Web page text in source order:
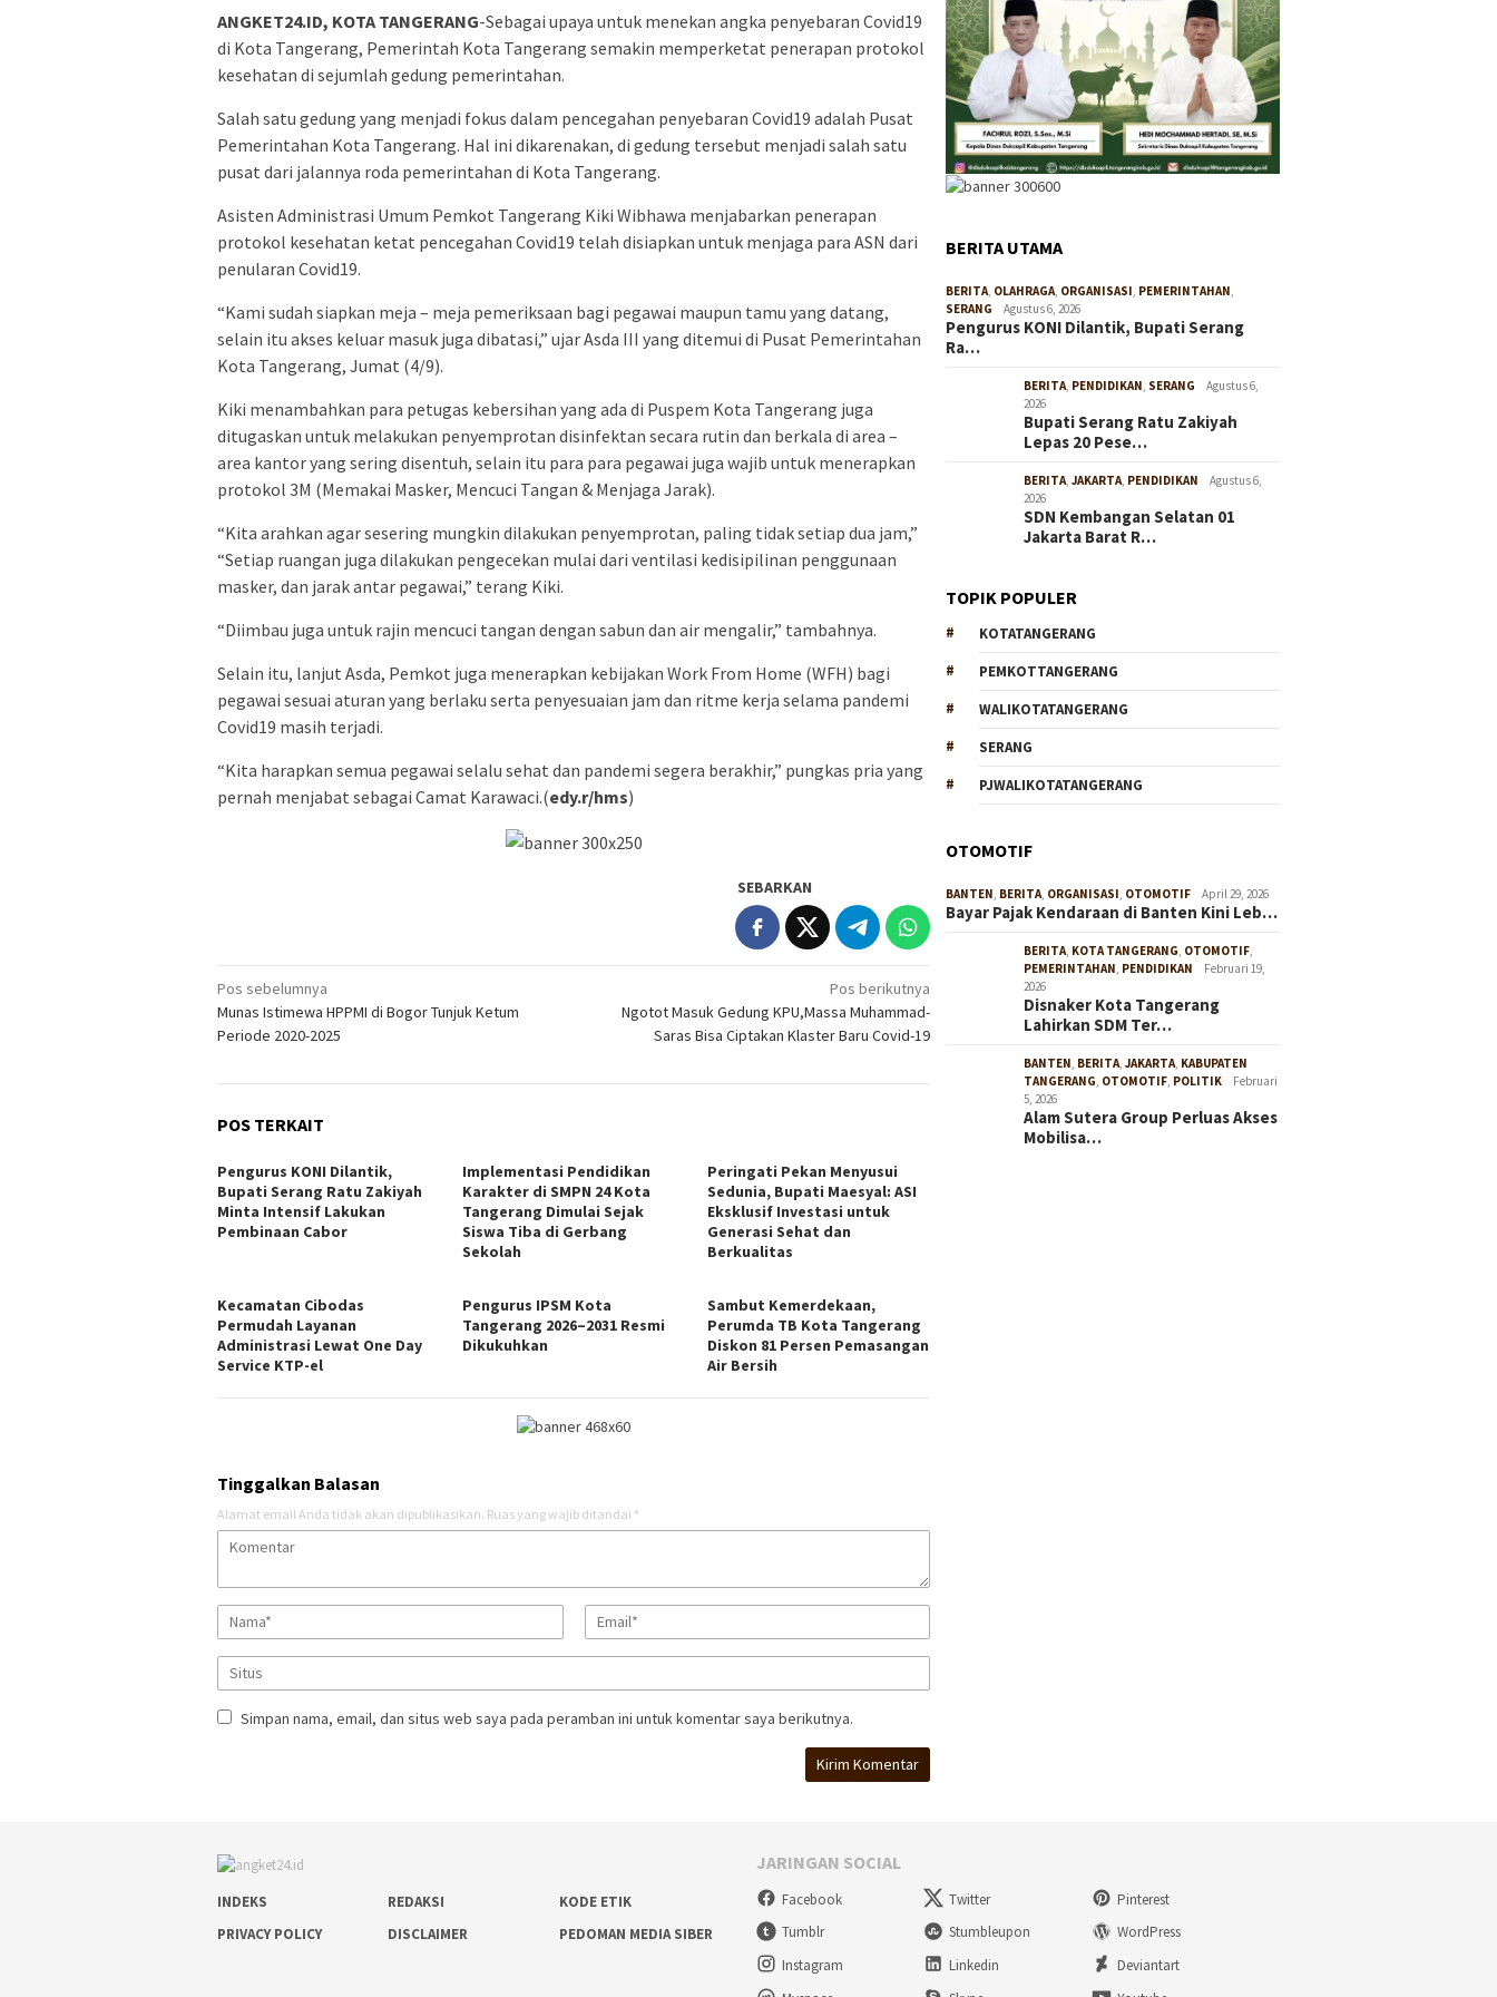
ANGKET24.ID, KOTA TANGERANG-Sebagai upaya untuk menekan angka penyebaran Covid19
di Kota Tangerang, Pemerintah Kota Tangerang semakin memperketat penerapan protokol
kesehatan di sejumlah gedung pemerintahan.
Salah satu gedung yang menjadi fokus dalam pencegahan penyebaran Covid19 adalah Pusat
Pemerintahan Kota Tangerang. Hal ini dikarenakan, di gedung tersebut menjadi salah satu
pusat dari jalannya roda pemerintahan di Kota Tangerang.
Asisten Administrasi Umum Pemkot Tangerang Kiki Wibhawa menjabarkan penerapan
protokol kesehatan ketat pencegahan Covid19 telah disiapkan untuk menjaga para ASN dari
penularan Covid19.
“Kami sudah siapkan meja – meja pemeriksaan bagi pegawai maupun tamu yang datang,
selain itu akses keluar masuk juga dibatasi,” ujar Asda III yang ditemui di Pusat Pemerintahan
Kota Tangerang, Jumat (4/9).
Kiki menambahkan para petugas kebersihan yang ada di Puspem Kota Tangerang juga
ditugaskan untuk melakukan penyemprotan disinfektan secara rutin dan berkala di area –
area kantor yang sering disentuh, selain itu para para pegawai juga wajib untuk menerapkan
protokol 3M (Memakai Masker, Mencuci Tangan & Menjaga Jarak).
“Kita arahkan agar sesering mungkin dilakukan penyemprotan, paling tidak setiap dua jam,”
“Setiap ruangan juga dilakukan pengecekan mulai dari ventilasi kedisipilinan penggunaan
masker, dan jarak antar pegawai,” terang Kiki.
“Diimbau juga untuk rajin mencuci tangan dengan sabun dan air mengalir,” tambahnya.
Selain itu, lanjut Asda, Pemkot juga menerapkan kebijakan Work From Home (WFH) bagi
pegawai sesuai aturan yang berlaku serta penyesuaian jam dan ritme kerja selama pandemi
Covid19 masih terjadi.
“Kita harapkan semua pegawai selalu sehat dan pandemi segera berakhir,” pungkas pria yang
pernah menjabat sebagai Camat Karawaci.(edy.r/hms)
SEBARKAN
Navigasi
pos
Pos sebelumnya
Munas Istimewa HPPMI di Bogor Tunjuk Ketum
Periode 2020-2025
Pos berikutnya
Ngotot Masuk Gedung KPU,Massa Muhammad-
Saras Bisa Ciptakan Klaster Baru Covid-19
POS TERKAIT
Pengurus KONI Dilantik,
Bupati Serang Ratu Zakiyah
Minta Intensif Lakukan
Pembinaan Cabor
Implementasi Pendidikan
Karakter di SMPN 24 Kota
Tangerang Dimulai Sejak
Siswa Tiba di Gerbang
Sekolah
Peringati Pekan Menyusui
Sedunia, Bupati Maesyal: ASI
Eksklusif Investasi untuk
Generasi Sehat dan
Berkualitas
Kecamatan Cibodas
Permudah Layanan
Administrasi Lewat One Day
Service KTP-el
Pengurus IPSM Kota
Tangerang 2026–2031 Resmi
Dikukuhkan
Sambut Kemerdekaan,
Perumda TB Kota Tangerang
Diskon 81 Persen Pemasangan
Air Bersih
Tinggalkan Balasan
Alamat email Anda tidak akan dipublikasikan. Ruas yang wajib ditandai *
Simpan nama, email, dan situs web saya pada peramban ini untuk komentar saya berikutnya.
BERITA UTAMA
BERITA, OLAHRAGA, ORGANISASI, PEMERINTAHAN,
SERANG
Agustus 6, 2026
Pengurus KONI Dilantik, Bupati Serang
Ra…
BERITA, PENDIDIKAN, SERANG
Agustus 6,
2026
Bupati Serang Ratu Zakiyah
Lepas 20 Pese…
BERITA,JAKARTA, PENDIDIKAN
Agustus 6,
2026
SDN Kembangan Selatan 01
Jakarta Barat R…
TOPIK POPULER
KOTATANGERANG
PEMKOTTANGERANG
WALIKOTATANGERANG
SERANG
PJWALIKOTATANGERANG
OTOMOTIF
BANTEN, BERITA, ORGANISASI, OTOMOTIF April 29, 2026
Bayar Pajak Kendaraan di Banten Kini Leb…
BERITA, KOTA TANGERANG, OTOMOTIF,
PEMERINTAHAN, PENDIDIKAN
Februari 19,
2026
Disnaker Kota Tangerang
Lahirkan SDM Ter…
BANTEN, BERITA,JAKARTA, KABUPATEN
TANGERANG, OTOMOTIF, POLITIK
Februari
5, 2026
Alam Sutera Group Perluas Akses
Mobilisa…
INDEKS REDAKSI
KODE ETIK
PRIVACY POLICY
DISCLAIMER PEDOMAN MEDIA SIBER
JARINGAN SOCIAL
Facebook Twitter
Pinterest
Tumblr
Stumbleupon
WordPress
Instagram
Linkedin
Deviantart